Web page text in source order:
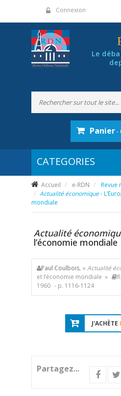
Connexion
Le
Panier-
Accueil e-RDN
Revue
Actualité économique-
mondiale
Actualité
l’économie mondiale
Paul Coulbois, « Actualité
et l’économie mondiale »
1960 - p. 1116-1124
J'ACHÈTE
Partagez...